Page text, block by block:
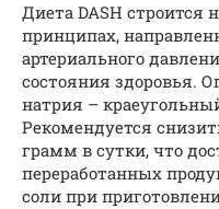
Диета DASH строится
принципах,
артериального
состояния здоровья.
натрия –
Рекомендуется
грамм в сутки, что
переработанных
соли при